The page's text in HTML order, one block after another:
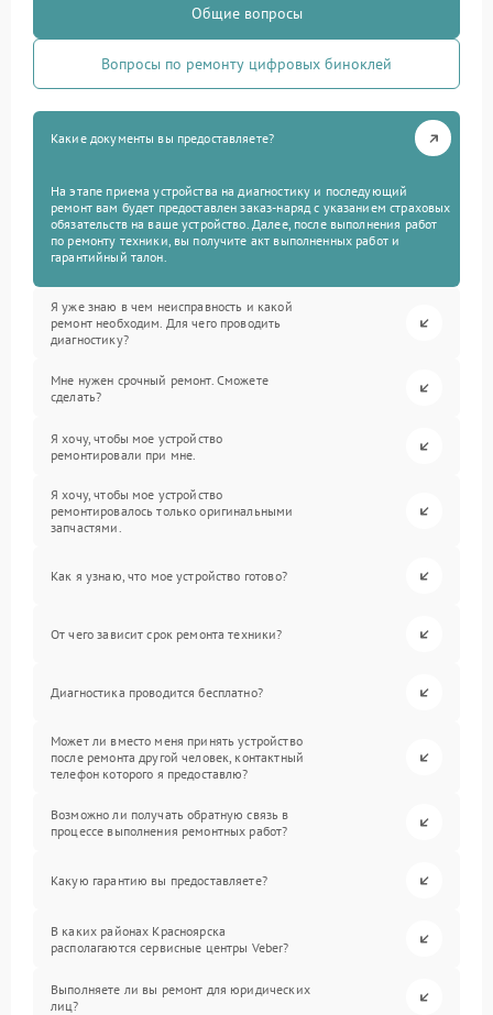
Общие вопросы
Вопросы по ремонту цифровых биноклей
Какие документы вы предоставляете?
На этапе приема устройства на диагностику и последующий
ремонт вам будет предоставлен заказ-наряд с указанием страховых
обязательств на ваше устройство. Далее, после выполнения работ
по ремонту техники, вы получите акт выполненных работ и
гарантийный талон.
Я уже знаю в чем неисправность и какой
ремонт необходим. Для чего проводить
диагностику?
Мне нужен срочный ремонт. Сможете
сделать?
Я хочу, чтобы мое устройство
ремонтировали при мне.
Я хочу, чтобы мое устройство
ремонтировалось только оригинальными
запчастями.
Как я узнаю, что мое устройство готово?
От чего зависит срок ремонта техники?
Диагностика проводится бесплатно?
Может ли вместо меня принять устройство
после ремонта другой человек, контактный
телефон которого я предоставлю?
Возможно ли получать обратную связь в
процессе выполнения ремонтных работ?
Какую гарантию вы предоставляете?
В каких районах Красноярска
располагаются сервисные центры Veber?
Выполняете ли вы ремонт для юридических
лиц?